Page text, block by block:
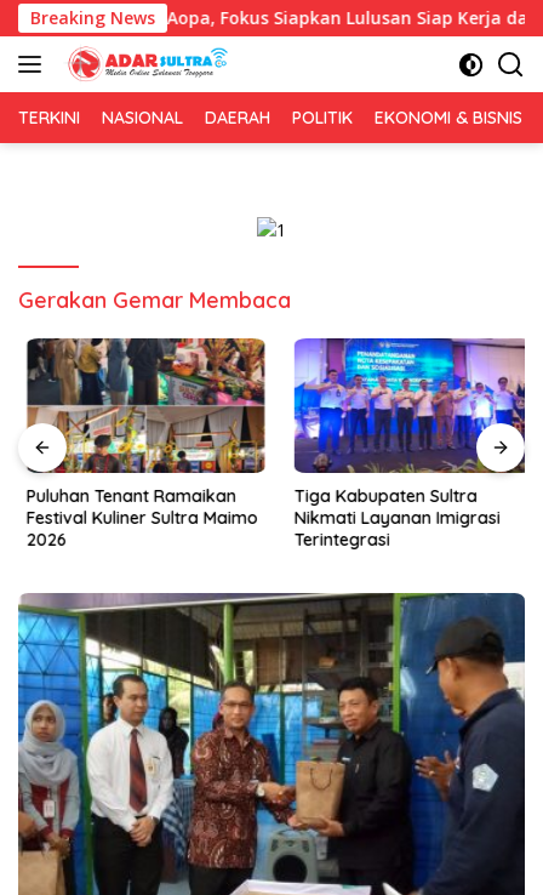
Langsung
ke
konten
Breaking News
IAI Rawa Aopa, Fokus Siapkan Lulusan Siap Kerja dan
TERKINI NASIONAL DAERAH POLITIK EKONOMI & BISNIS
Gerakan Gemar Membaca
Puluhan Tenant Ramaikan
Festival Kuliner Sultra Maimo
2026
Tiga Kabupaten Sultra
Nikmati Layanan Imigrasi
Terintegrasi